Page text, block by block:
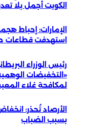
الكويت أجمل بلا
الإمارات: إحباط
استهدفت قطاعات
رئيس الوزراء
«التخفيضات
لمكافحة غلاء
الأرصاد تُحذر:
بسبب الضباب